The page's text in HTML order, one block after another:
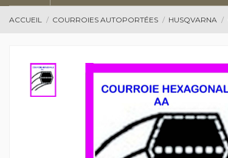
ACCUEIL COURROIES AUTOPORTÉES HUSQVARNA